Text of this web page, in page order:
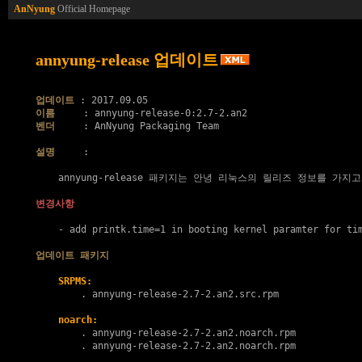
AnNyung Official Homepage
annyung-release 업데이트
업데이트
이름
벤더
     : AnNyung Packaging Team
설명
     :
annyung-release 패키지는 안녕 리눅스의 릴리즈 정보를 가지
변경사항
- add printk.time=1 in booting kernel paramter for
업데이트 패키지
SRPMS:
        .
annyung-release-2.7-2.an2.src.rpm
noarch:
        .
annyung-release-2.7-2.an2.noarch.rpm
        .
annyung-release-2.7-2.an2.noarch.rpm